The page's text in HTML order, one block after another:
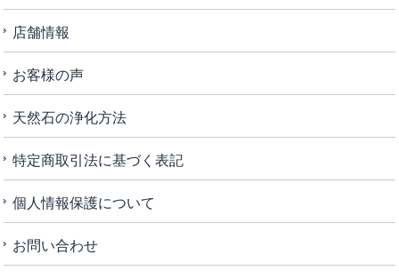
店舗情報
お客様の声
天然石の浄化方法
特定商取引法に基づく表記
個人情報保護について
お問い合わせ